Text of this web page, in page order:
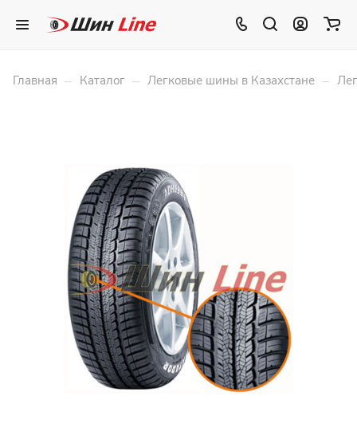
Главная – Каталог – Легковые шины в Казахстане –